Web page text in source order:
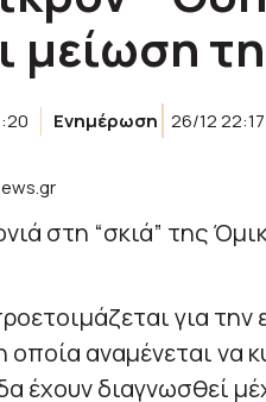
μείωση
Ενημέρωση 26/12 22:17
για την
αναμένεται να
έχουν διαγνωσθεί